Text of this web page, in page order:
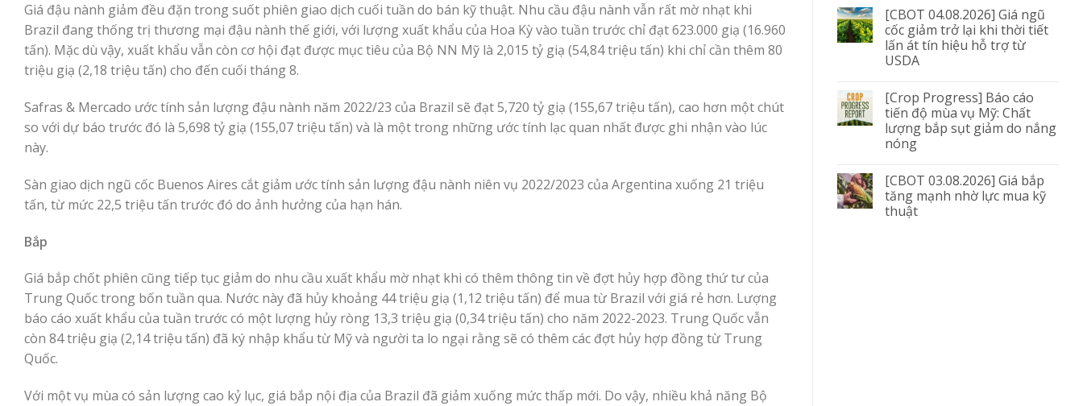
Giá đậu nành giảm đều đặn trong suốt phiên giao dịch cuối tuần do bán kỹ thuật. Nhu cầu đậu nành vẫn rất mờ nhạt khi
Brazil đang thống trị thương mại đậu nành thế giới, với lượng xuất khẩu của Hoa Kỳ vào tuần trước chỉ đạt 623.000 giạ (16.960
tấn). Mặc dù vậy, xuất khẩu vẫn còn cơ hội đạt được mục tiêu của Bộ NN Mỹ là 2,015 tỷ giạ (54,84 triệu tấn) khi chỉ cần thêm 80
triệu giạ (2,18 triệu tấn) cho đến cuối tháng 8.
Safras & Mercado ước tính sản lượng đậu nành năm 2022/23 của Brazil sẽ đạt 5,720 tỷ giạ (155,67 triệu tấn), cao hơn một chút
so với dự báo trước đó là 5,698 tỷ giạ (155,07 triệu tấn) và là một trong những ước tính lạc quan nhất được ghi nhận vào lúc
này.
Sàn giao dịch ngũ cốc Buenos Aires cắt giảm ước tính sản lượng đậu nành niên vụ 2022/2023 của Argentina xuống 21 triệu
tấn, từ mức 22,5 triệu tấn trước đó do ảnh hưởng của hạn hán.
Bắp
Giá bắp chốt phiên cũng tiếp tục giảm do nhu cầu xuất khẩu mờ nhạt khi có thêm thông tin về đợt hủy hợp đồng thứ tư của
Trung Quốc trong bốn tuần qua. Nước này đã hủy khoảng 44 triệu giạ (1,12 triệu tấn) để mua từ Brazil với giá rẻ hơn. Lượng
báo cáo xuất khẩu của tuần trước có một lượng hủy ròng 13,3 triệu giạ (0,34 triệu tấn) cho năm 2022-2023. Trung Quốc vẫn
còn 84 triệu giạ (2,14 triệu tấn) đã ký nhập khẩu từ Mỹ và người ta lo ngại rằng sẽ có thêm các đợt hủy hợp đồng từ Trung
Quốc.
Với một vụ mùa có sản lượng cao kỷ lục, giá bắp nội địa của Brazil đã giảm xuống mức thấp mới. Do vậy, nhiều khả năng Bộ
[CBOT 04.08.2026] Giá ngũ
cốc giảm trở lại khi thời tiết
lấn át tín hiệu hỗ trợ từ
USDA
[Crop Progress] Báo cáo
tiến độ mùa vụ Mỹ: Chất
lượng bắp sụt giảm do nắng
nóng
[CBOT 03.08.2026] Giá bắp
tăng mạnh nhờ lực mua kỹ
thuật